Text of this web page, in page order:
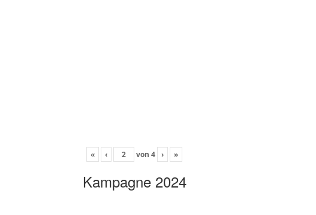
« ‹ von 4 › »
Kampagne 2024